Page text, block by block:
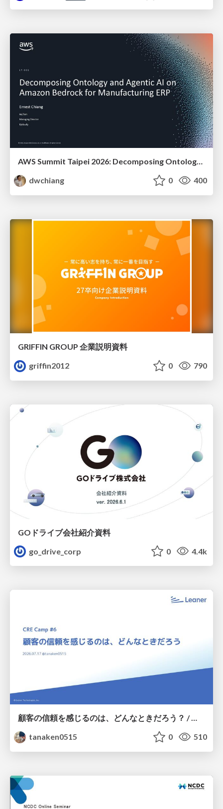
dwchiang
0 400
GRIFFIN GROUP 企業説明資料
griffin2012
0 790
GOドライブ会社紹介資料
go_drive_corp
0 4.4k
顧客の信頼を感じるのは、どんなときだろう？ / When do you feel a customer's trust?
tanaken0515
0 510